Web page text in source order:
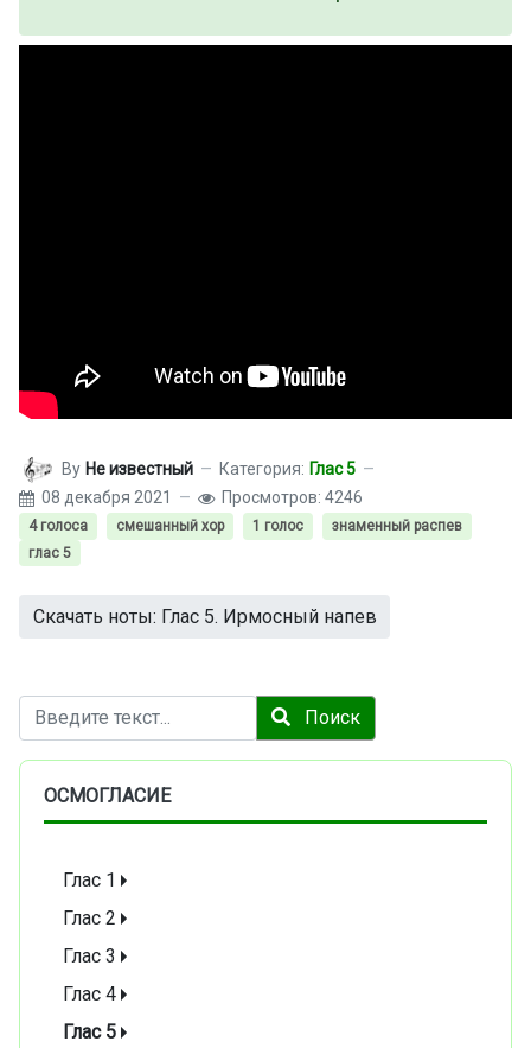
By Не известный Категория: Глас 5
08 декабря 2021
Просмотров: 4246
4 голоса смешанный хор 1 голос
знаменный распев
глас 5
Скачать ноты: Глас 5. Ирмосный напев
Поиск Поиск
ОСМОГЛАСИЕ
Глас 1
Глас 2
Глас 3
Глас 4
Глас 5